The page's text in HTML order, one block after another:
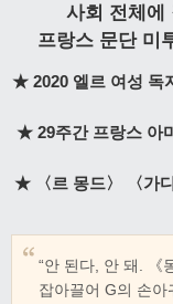
사회 전체에
프랑스 문단 미
★ 2020 엘르 여성 독
★ 29주간 프랑스 아
★ 〈르 몽드〉 〈가
“안 된다, 안 돼. 《
잡아끌어 G의 손